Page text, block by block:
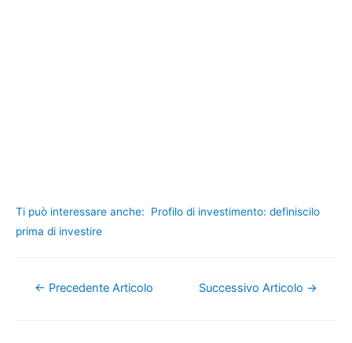
Ti può interessare anche:
Profilo di investimento: definiscilo
prima di investire
Navigazione
← Precedente Articolo Successivo Articolo →